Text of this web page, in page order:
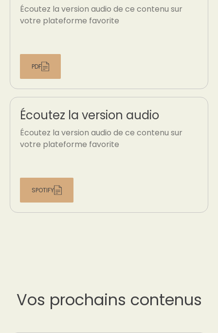
Écoutez la version audio de ce contenu sur
votre plateforme favorite
PDF
Écoutez la version audio
Écoutez la version audio de ce contenu sur
votre plateforme favorite
SPOTIFY
Vos prochains contenus